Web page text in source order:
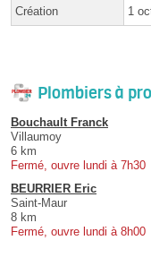
Création 1
Plombiers à
Bouchault Franck
Villaumoy
6 km
Fermé, ouvre lundi à 7h30
BEURRIER Eric
Saint-Maur
8 km
Fermé, ouvre lundi à 8h00